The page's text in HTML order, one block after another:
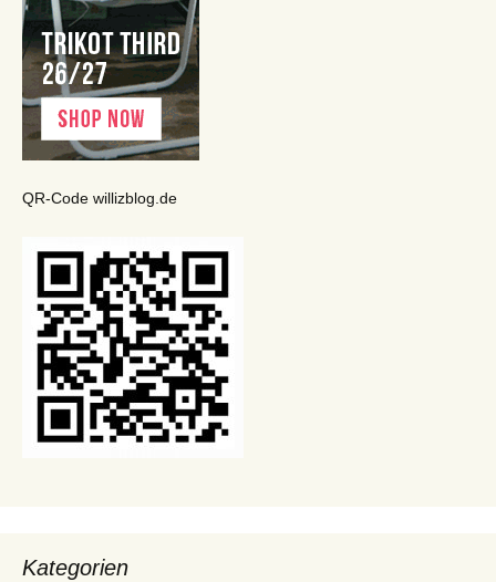
QR-Code willizblog.de
Kategorien